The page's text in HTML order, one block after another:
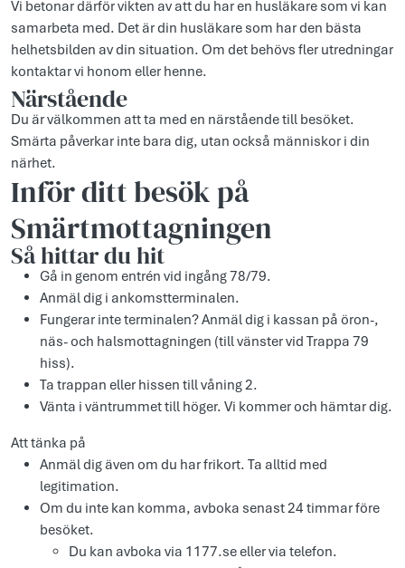
Vi betonar därför vikten av att du har en husläkare som vi kan
samarbeta med. Det är din husläkare som har den bästa
helhetsbilden av din situation. Om det behövs fler utredningar
kontaktar vi honom eller henne.
Närstående
Du är välkommen att ta med en närstående till besöket.
Smärta påverkar inte bara dig, utan också människor i din
närhet.
Inför ditt besök på
Smärtmottagningen
Så hittar du hit
Gå in genom entrén vid ingång 78/79.
Anmäl dig i ankomstterminalen.
Fungerar inte terminalen? Anmäl dig i kassan på öron-,
näs- och halsmottagningen (till vänster vid Trappa 79
hiss).
Ta trappan eller hissen till våning 2.
Vänta i väntrummet till höger. Vi kommer och hämtar dig.
Att tänka på
Anmäl dig även om du har frikort. Ta alltid med
legitimation.
Om du inte kan komma, avboka senast 24 timmar före
besöket.
Du kan avboka via 1177.se eller via telefon.